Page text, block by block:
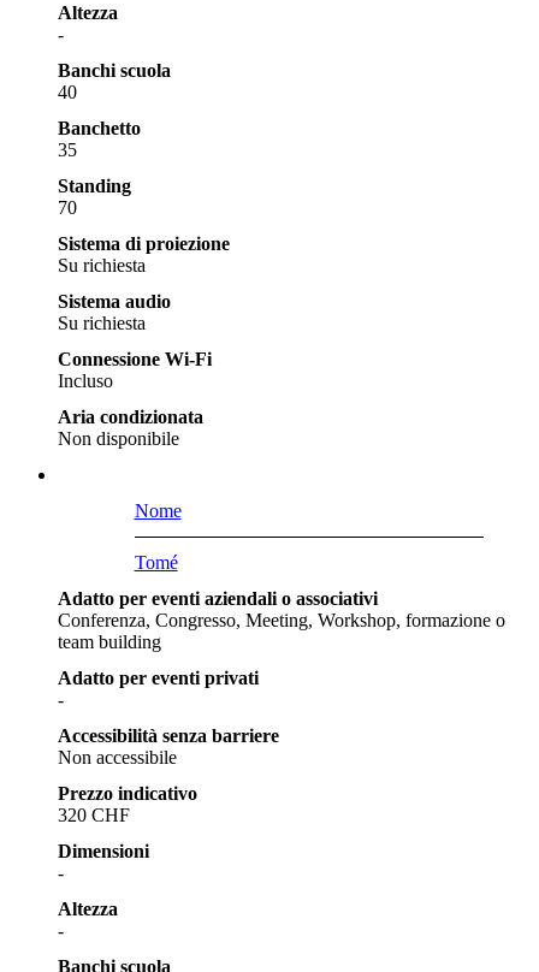
Altezza
-
Banchi scuola
40
Banchetto
35
Standing
70
Sistema di proiezione
Su richiesta
Sistema audio
Su richiesta
Connessione Wi-Fi
Incluso
Aria condizionata
Non disponibile
Nome
Tomé
Adatto per eventi aziendali o associativi
Conferenza, Congresso, Meeting, Workshop, formazione o
team building
Adatto per eventi privati
-
Accessibilità senza barriere
Non accessibile
Prezzo indicativo
320 CHF
Dimensioni
-
Altezza
-
Banchi scuola